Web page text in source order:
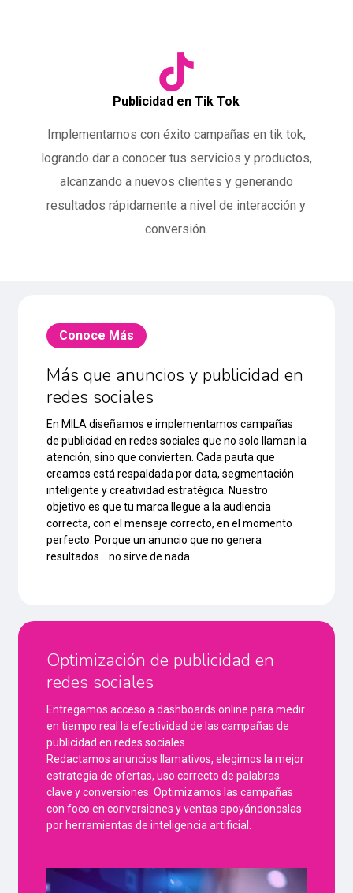
Publicidad en Tik Tok
Implementamos con éxito campañas en tik tok,
logrando dar a conocer tus servicios y productos,
alcanzando a nuevos clientes y generando
resultados rápidamente a nivel de interacción y
conversión.
Conoce Más
Más que anuncios y publicidad en
redes sociales
En MILA diseñamos e implementamos campañas
de publicidad en redes sociales que no solo llaman la
atención, sino que convierten. Cada pauta que
creamos está respaldada por data, segmentación
inteligente y creatividad estratégica. Nuestro
objetivo es que tu marca llegue a la audiencia
correcta, con el mensaje correcto, en el momento
perfecto. Porque un anuncio que no genera
resultados… no sirve de nada.
Optimización de publicidad en
redes sociales
Entregamos acceso a dashboards online para medir
en tiempo real la efectividad de las campañas de
publicidad en redes sociales.
Redactamos anuncios llamativos, elegimos la mejor
estrategia de ofertas, uso correcto de palabras
clave y conversiones. Optimizamos las campañas
con foco en conversiones y ventas apoyándonoslas
por herramientas de inteligencia artificial.